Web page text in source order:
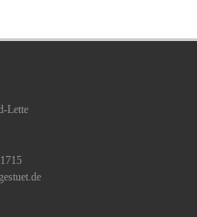
Lette